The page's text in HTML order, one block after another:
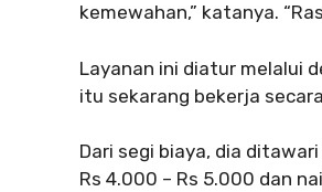
kemewahan,” katanya.
Layanan ini diatur melalui
itu sekarang bekerja
Dari segi biaya, dia
Rs 4.000 – Rs 5.000 dan